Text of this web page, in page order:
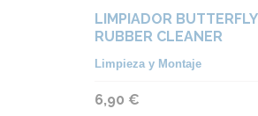
LIMPIADOR BUTTERFLY
RUBBER CLEANER
Limpieza y Montaje
6,90 €